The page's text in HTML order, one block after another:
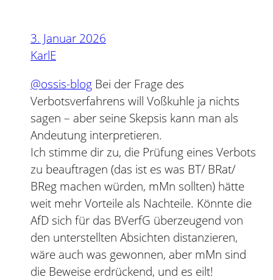
3. Januar 2026
KarlE
@ossis-blog Bei der Frage des
Verbotsverfahrens will Voßkuhle ja nichts
sagen – aber seine Skepsis kann man als
Andeutung interpretieren.
Ich stimme dir zu, die Prüfung eines Verbots
zu beauftragen (das ist es was BT/ BRat/
BReg machen würden, mMn sollten) hätte
weit mehr Vorteile als Nachteile. Könnte die
AfD sich für das BVerfG überzeugend von
den unterstellten Absichten distanzieren,
wäre auch was gewonnen, aber mMn sind
die Beweise erdrückend, und es eilt!